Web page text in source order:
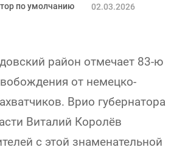
по умолчанию 02.03.2026
район отмечает 83-ю
от немецко-
Врио губернатора
Виталий Королёв
с этой знаменательной